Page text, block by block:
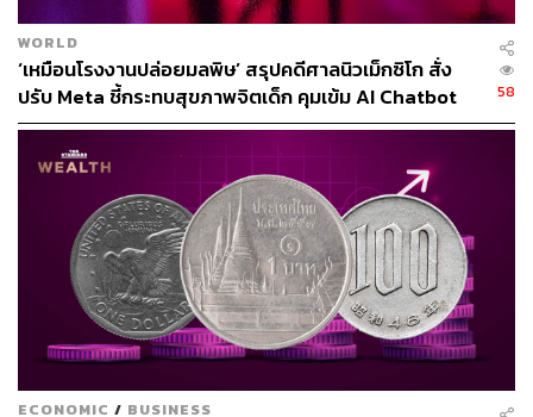
WORLD
‘เหมือนโรงงานปล่อยมลพิษ’ สรุปคดีศาลนิวเม็กซิโก สั่ง
ปรับ Meta ชี้กระทบสุขภาพจิตเด็ก คุมเข้ม AI Chatbot
58
ECONOMIC / BUSINESS